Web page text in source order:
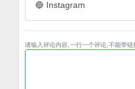
请输入评论内容, 一行一个评论, 不能带